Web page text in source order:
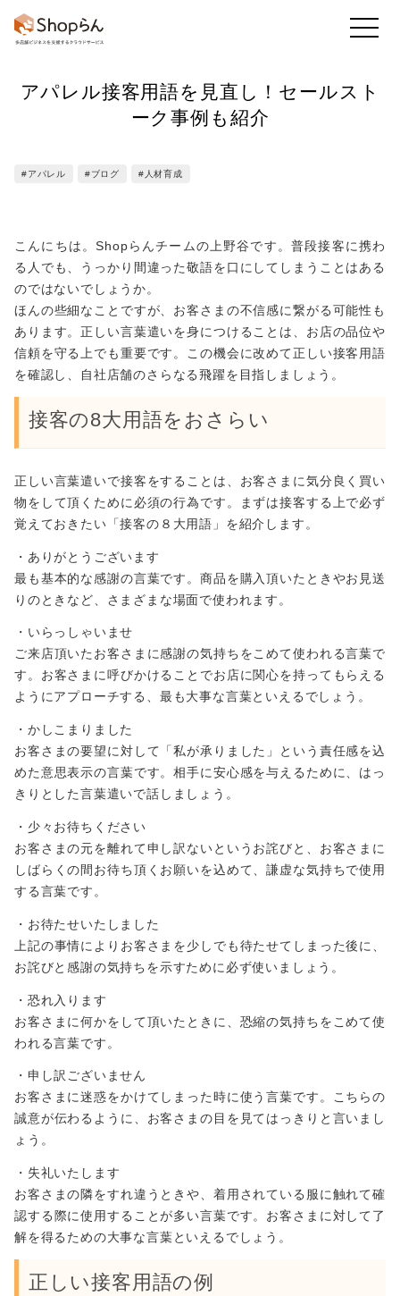
お知らせ 店舗のToDo 回答・アンケート
かんたん集計 既読率・実施率
フレッシュマニュアル
他の機能も
見る
アパレル接客用語を見直し！セールスト
ーク事例も紹介
#アパレル #ブログ #人材育成
こんにちは。Shopらんチームの上野谷です。普段接客に携わ
る人でも、うっかり間違った敬語を口にしてしまうことはある
のではないでしょうか。
ほんの些細なことですが、お客さまの不信感に繋がる可能性も
あります。正しい言葉遣いを身につけることは、お店の品位や
信頼を守る上でも重要です。この機会に改めて正しい接客用語
を確認し、自社店舗のさらなる飛躍を目指しましょう。
接客の8大用語をおさらい
正しい言葉遣いで接客をすることは、お客さまに気分良く買い
物をして頂くために必須の行為です。まずは接客する上で必ず
覚えておきたい「接客の８大用語」を紹介します。
・ありがとうございます
最も基本的な感謝の言葉です。商品を購入頂いたときやお見送
りのときなど、さまざまな場面で使われます。
・いらっしゃいませ
ご来店頂いたお客さまに感謝の気持ちをこめて使われる言葉で
す。お客さまに呼びかけることでお店に関心を持ってもらえる
ようにアプローチする、最も大事な言葉といえるでしょう。
・かしこまりました
お客さまの要望に対して「私が承りました」という責任感を込
めた意思表示の言葉です。相手に安心感を与えるために、はっ
きりとした言葉遣いで話しましょう。
・少々お待ちください
お客さまの元を離れて申し訳ないというお詫びと、お客さまに
しばらくの間お待ち頂くお願いを込めて、謙虚な気持ちで使用
する言葉です。
・お待たせいたしました
上記の事情によりお客さまを少しでも待たせてしまった後に、
お詫びと感謝の気持ちを示すために必ず使いましょう。
・恐れ入ります
お客さまに何かをして頂いたときに、恐縮の気持ちをこめて使
われる言葉です。
・申し訳ございません
お客さまに迷惑をかけてしまった時に使う言葉です。こちらの
誠意が伝わるように、お客さまの目を見てはっきりと言いまし
ょう。
・失礼いたします
お客さまの隣をすれ違うときや、着用されている服に触れて確
認する際に使用することが多い言葉です。お客さまに対して了
解を得るための大事な言葉といえるでしょう。
正しい接客用語の例